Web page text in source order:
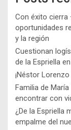
Con éxito cierra
oportunidades
y la región
Cuestionan
de la Espriella
¡Néstor
Familia de
encontrar con
¿De la Espriella
empalme del